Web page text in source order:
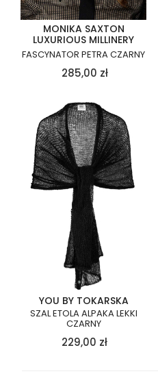
MONIKA SAXTON
LUXURIOUS MILLINERY
FASCYNATOR PETRA CZARNY
285,00 zł
YOU BY TOKARSKA
SZAL ETOLA ALPAKA LEKKI
CZARNY
229,00 zł